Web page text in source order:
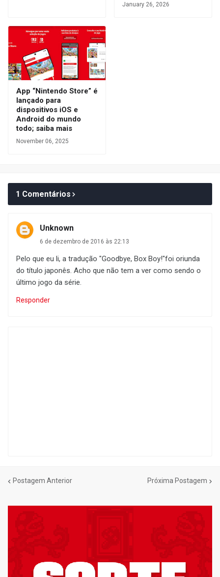
January 26, 2026
App “Nintendo Store” é
lançado para
dispositivos iOS e
Android do mundo
todo; saiba mais
November 06, 2025
1 Comentários
Unknown
6 de dezembro de 2016 às 22:13
Pelo que eu li, a tradução "Goodbye, Box Boy!"foi oriunda
do título japonês. Acho que não tem a ver como sendo o
último jogo da série.
Responder
Postagem Anterior Próxima Postagem